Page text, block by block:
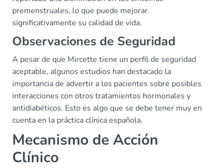
premenstruales, lo que puede mejorar
significativamente su calidad de vida.
Observaciones de Seguridad
A pesar de que Mircette tiene un perfil de seguridad
aceptable, algunos estudios han destacado la
importancia de advertir a los pacientes sobre posibles
interacciones con otros tratamientos hormonales y
antidiabéticos. Esto es algo que se debe tener muy en
cuenta en la práctica clínica española.
Mecanismo de Acción
Clínico